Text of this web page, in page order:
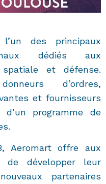
des principaux
dédiés aux
spatiale et défense.
d’ordres,
et fournisseurs
programme de
Aeromart offre aux
de développer leur
partenaires